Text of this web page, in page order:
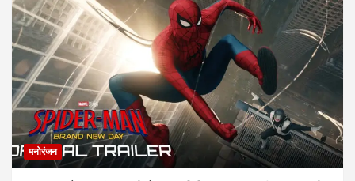
मनोरंजन